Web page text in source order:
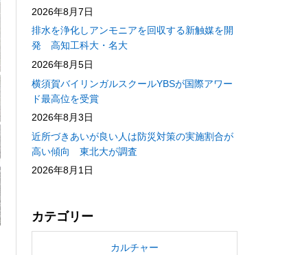
2026年8月7日
排水を浄化しアンモニアを回収する新触媒を開
発 高知工科大・名大
2026年8月5日
横須賀バイリンガルスクールYBSが国際アワー
ド最高位を受賞
2026年8月3日
近所づきあいが良い人は防災対策の実施割合が
高い傾向 東北大が調査
2026年8月1日
カテゴリー
カルチャー